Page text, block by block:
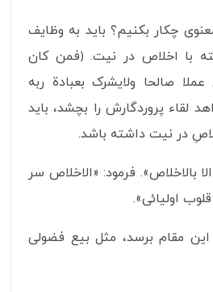
چکار بکنیم؟ باید به وظایف
با اخلاص در نیت. ﴿فمن کان
عملا صالحا ولایشرک بعبادة ربه
لقاء پروردگارش را بچشد، باید
در نیت داشته باشد.
بالاخلاص». فرمود: «الاخلاص سر
اولیائی».
مقام برسد، مثل بیع فضولی